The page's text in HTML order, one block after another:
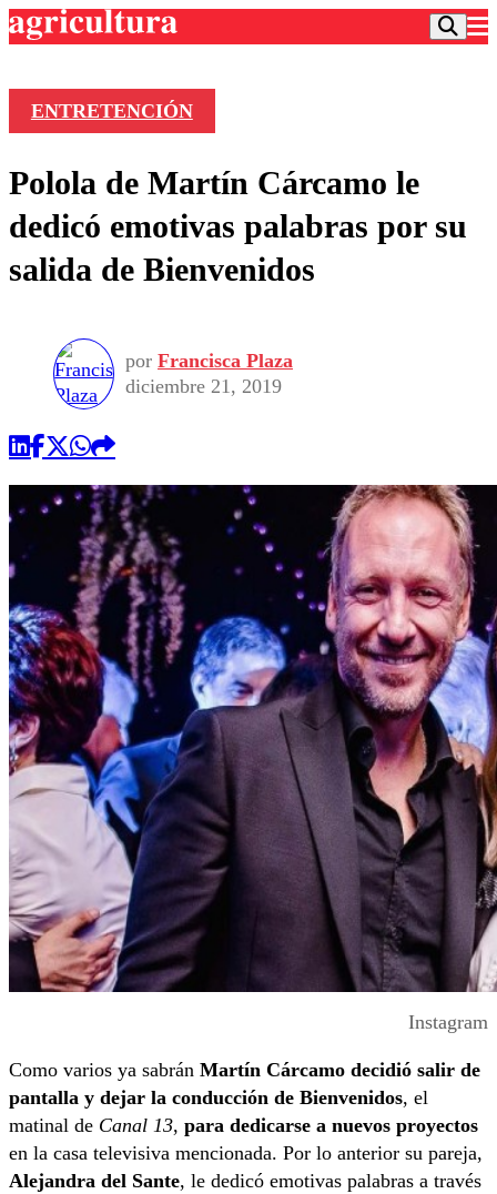
Frecuencias
Agricultura TV
Deportes
Colo Colo
Seleccion Chilena
Torneo Internacional
Entretención
Economía
Internacional
Publicaciones en medios
Opinión
ENTRETENCIÓN
Polola de Martín Cárcamo le
dedicó emotivas palabras por su
salida de Bienvenidos
por Francisca Plaza
diciembre 21, 2019
Instagram
Como varios ya sabrán Martín Cárcamo decidió salir de
pantalla y dejar la conducción de Bienvenidos, el
matinal de Canal 13, para dedicarse a nuevos proyectos
en la casa televisiva mencionada. Por lo anterior su pareja,
Alejandra del Sante, le dedicó emotivas palabras a través